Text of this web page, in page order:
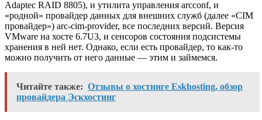
Adaptec RAID 8805), и утилита управления arcconf, и
«родной» провайдер данных для внешних служб (далее «CIM
провайдер») arc-cim-provider, все последних версий. Версия
VMware на хосте 6.7U3, и сенсоров состояния подсистемы
хранения в ней нет. Однако, если есть провайдер, то как-то
можно получить от него данные — этим и займемся.
Читайте также: Отзывы о хостинге Eskhosting, обзор
провайдера Эскхостинг